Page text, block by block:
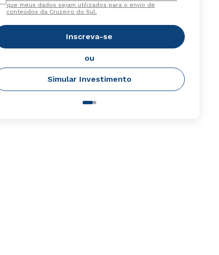
que meus dados sejam utilizados para o envio de
conteúdos da Cruzeiro do Sul.
Inscreva-se
ou
Simular Investimento